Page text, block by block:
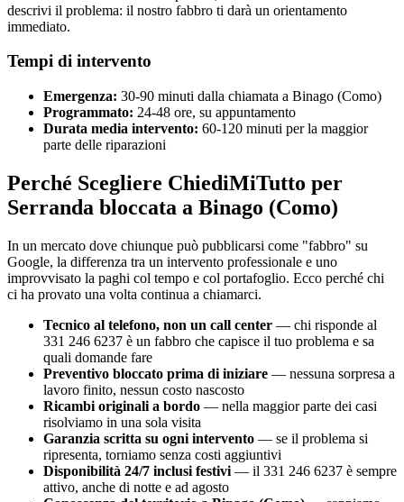
descrivi il problema: il nostro fabbro ti darà un orientamento
immediato.
Tempi di intervento
Emergenza: 30-90 minuti dalla chiamata a Binago (Como)
Programmato: 24-48 ore, su appuntamento
Durata media intervento: 60-120 minuti per la maggior
parte delle riparazioni
Perché Scegliere ChiediMiTutto per
Serranda bloccata a Binago (Como)
In un mercato dove chiunque può pubblicarsi come "fabbro" su
Google, la differenza tra un intervento professionale e uno
improvvisato la paghi col tempo e col portafoglio. Ecco perché chi
ci ha provato una volta continua a chiamarci.
Tecnico al telefono, non un call center — chi risponde al
331 246 6237 è un fabbro che capisce il tuo problema e sa
quali domande fare
Preventivo bloccato prima di iniziare — nessuna sorpresa a
lavoro finito, nessun costo nascosto
Ricambi originali a bordo — nella maggior parte dei casi
risolviamo in una sola visita
Garanzia scritta su ogni intervento — se il problema si
ripresenta, torniamo senza costi aggiuntivi
Disponibilità 24/7 inclusi festivi — il 331 246 6237 è sempre
attivo, anche di notte e ad agosto